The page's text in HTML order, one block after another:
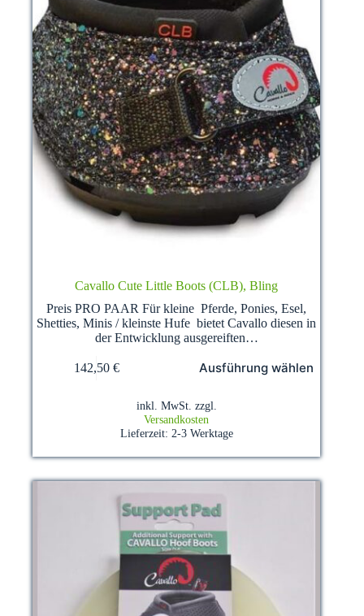
Cavallo Cute Little Boots (CLB), Bling
Preis PRO PAAR Für kleine Pferde, Ponies, Esel,
Shetties, Minis / kleinste Hufe bietet Cavallo diesen in
der Entwicklung ausgereiften…
142,50 € Ausführung wählen
Optionen
inkl. MwSt. zzgl.
Versandkosten
Lieferzeit: 2-3 Werktage